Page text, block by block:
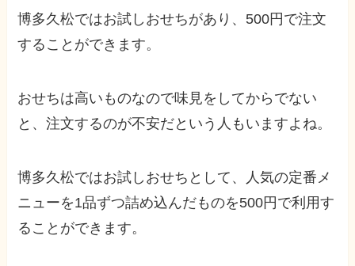
博多久松ではお試しおせちがあり、500円で注文
することができます。
おせちは高いものなので味見をしてからでない
と、注文するのが不安だという人もいますよね。
博多久松ではお試しおせちとして、人気の定番メ
ニューを1品ずつ詰め込んだものを500円で利用す
ることができます。